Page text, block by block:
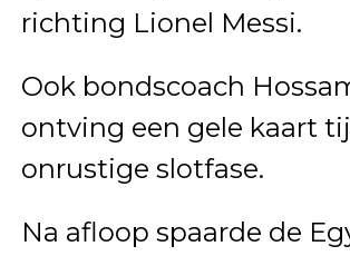
richting Lionel Messi.
Ook bondscoach
ontving een gele kaart
onrustige slotfase.
Na afloop spaarde de